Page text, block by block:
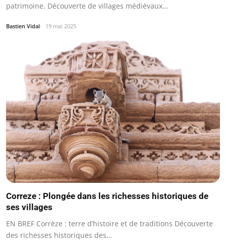
patrimoine. Découverte de villages médiévaux…
Bastien Vidal 19 mai 2025
Correze : Plongée dans les richesses historiques de
ses villages
EN BREF Corrèze : terre d’histoire et de traditions Découverte
des richesses historiques des…